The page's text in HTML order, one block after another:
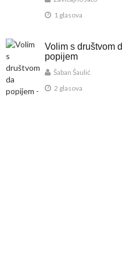
1 glasova
Volim s društvom
popijem
Šaban Šaulić
2 glasova